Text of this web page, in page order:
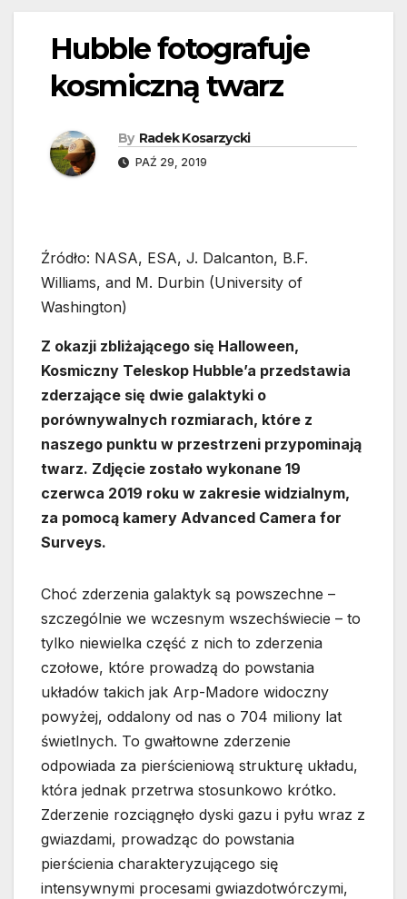
Hubble fotografuje
kosmiczną twarz
By Radek Kosarzycki
PAŹ 29, 2019
Źródło: NASA, ESA, J. Dalcanton, B.F.
Williams, and M. Durbin (University of
Washington)
Z okazji zbliżającego się Halloween,
Kosmiczny Teleskop Hubble’a przedstawia
zderzające się dwie galaktyki o
porównywalnych rozmiarach, które z
naszego punktu w przestrzeni przypominają
twarz. Zdjęcie zostało wykonane 19
czerwca 2019 roku w zakresie widzialnym,
za pomocą kamery Advanced Camera for
Surveys.
Choć zderzenia galaktyk są powszechne –
szczególnie we wczesnym wszechświecie – to
tylko niewielka część z nich to zderzenia
czołowe, które prowadzą do powstania
układów takich jak Arp-Madore widoczny
powyżej, oddalony od nas o 704 miliony lat
świetlnych. To gwałtowne zderzenie
odpowiada za pierścieniową strukturę układu,
która jednak przetrwa stosunkowo krótko.
Zderzenie rozciągnęło dyski gazu i pyłu wraz z
gwiazdami, prowadząc do powstania
pierścienia charakteryzującego się
intensywnymi procesami gwiazdotwórczymi,